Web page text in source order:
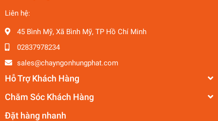
Liên hệ:
45 Bình Mỹ, Xã Bình Mỹ, TP Hồ Chí Minh
02837978234
sales@chayngonhungphat.com
Hỗ Trợ Khách Hàng
Chăm Sóc Khách Hàng
Đặt hàng nhanh